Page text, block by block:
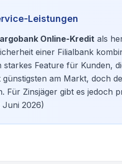
Leistungen
Online-Kredit als
einer Filialbank
Feature für Kunden,
günstigsten am Markt, doch
Für Zinsjäger gibt es jedoch
Juni 2026)